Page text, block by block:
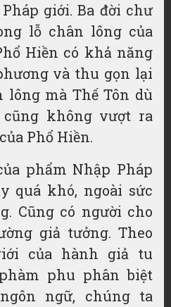
giới. Ba đời chư
lỗ chân lông của
Hiền có khả năng
và thu gọn lại
mà Thế Tôn dù
không vượt ra
Phổ Hiền.
phẩm Nhập Pháp
quá khó, ngoài sức
Cũng có người cho
giả tưởng. Theo
của hành giả tu
phu phân biệt
ngữ, chúng ta